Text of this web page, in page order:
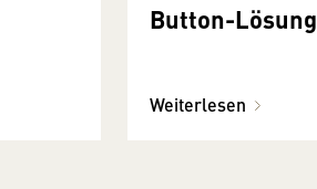
Button-Lösung
Weiterlesen